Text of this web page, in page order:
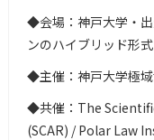
◆会場：神戸大学・
ンのハイブリッド形式
◆主催：神戸大学極
◆共催：The
(SCAR) / Polar Law